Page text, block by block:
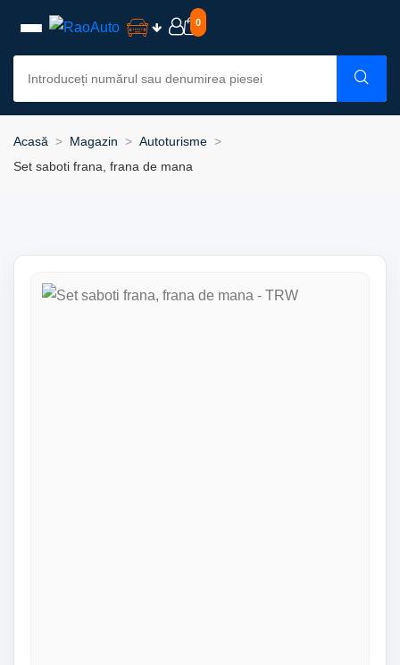
0
Acasă Magazin
Autoturisme
Set saboti frana, frana de mana